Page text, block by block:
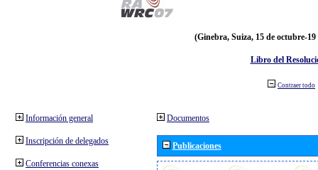
(Ginebra, Suiza, 15 de octubre-19
Libro del
Contraer todo
Información general
Inscripción de delegados
Conferencias conexas
Documentos
Publicaciones